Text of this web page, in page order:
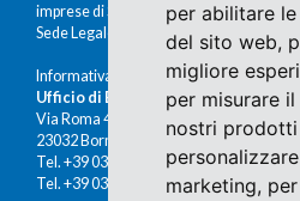
per abilitare
del sito web,
migliore
per misurare
nostri
marketing,
imprese di Sondrio al n.47430
Sede Legale: Via Nazario Sauro 1, Sondrio
Informativa Cookies e Privacy
Ufficio di Bormio
Via Roma 48
23032 Bormio (SO)
Tel. +39 0342 910491
Tel. +39 0342 902672